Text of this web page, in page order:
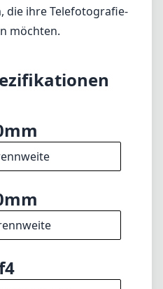
die ihre Telefotografie-
möchten.